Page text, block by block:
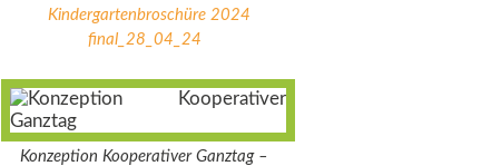
Kindergartenbroschüre 2024
final_28_04_24
Konzeption Kooperativer Ganztag –